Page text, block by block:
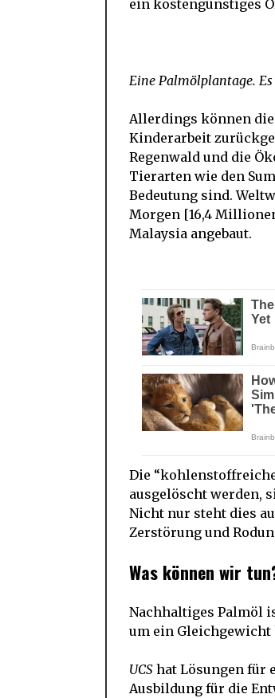
ein kostengünstiges
Eine Palmölplantage.
Allerdings können
Kinderarbeit
Regenwald und die
Tierarten wie den
Bedeutung sind.
Morgen [16,4
Malaysia angebaut.
Die
ausgelöscht werden,
Nicht nur steht dies
Zerstörung und
Was können wir
Nachhaltiges Palmöl
um ein Gleichgewicht
UCS hat Lösungen für
Ausbildung für die